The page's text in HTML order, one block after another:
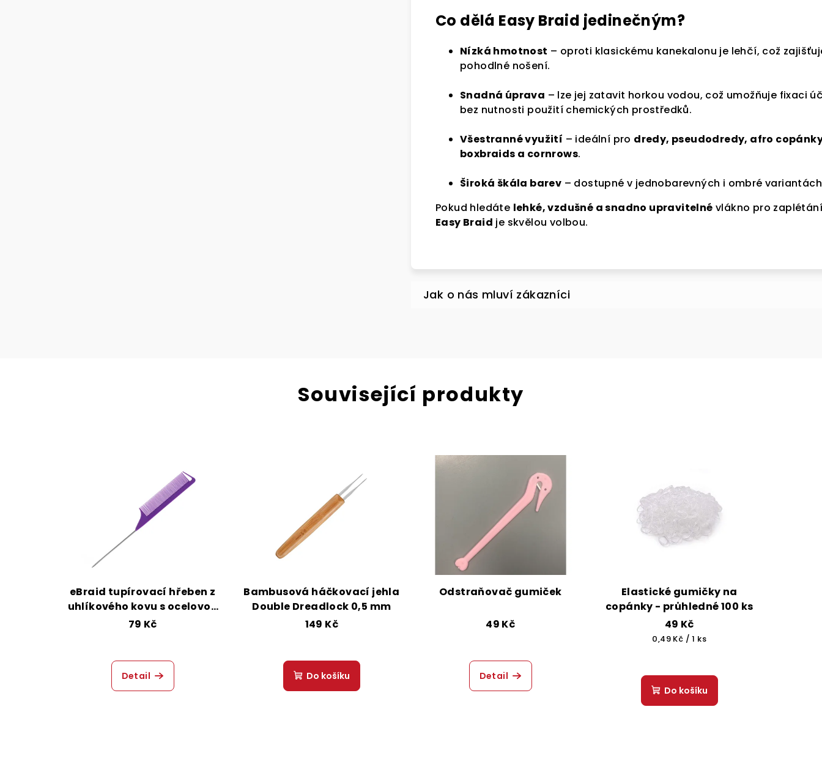
Co dělá Easy Braid jedinečným?
Nízká hmotnost – oproti klasickému kanekalonu je lehčí, což
pohodlné nošení.
Snadná úprava – lze jej zatavit horkou vodou, což umožňuje fixaci
bez nutnosti použití chemických prostředků.
Všestranné využití – ideální pro dredy, pseudodredy, afro
boxbraids a cornrows.
Široká škála barev – dostupné v jednobarevných i ombré
Pokud hledáte lehké, vzdušné a snadno upravitelné vlákno pro
Easy Braid je skvělou volbou.
Související produkty
eBraid tupírovací hřeben z
uhlíkového kovu s ocelovou
jehlicí - Violet
79 Kč
Detail
Bambusová háčkovací jehla
Double Dreadlock 0,5 mm
149 Kč
Do košíku
Odstraňovač gumiček
49 Kč
Detail
Elastické gumičky na
copánky - průhledné 100 ks
49 Kč
Měrná
0,49 Kč / 1 ks
Do košíku
SLEVA 5 %
Přihlaste se k našemu
Přihlásit se a získat slevu
Vaše e-mailová adresa je u nás
v bezpečí.
Zásady zpracování osobních